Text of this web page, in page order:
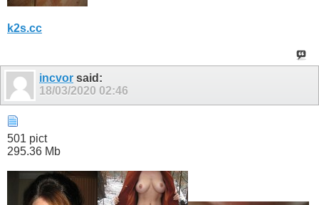
k2s.cc
incvor said:
18/03/2020 02:46
501 pict
295.36 Mb